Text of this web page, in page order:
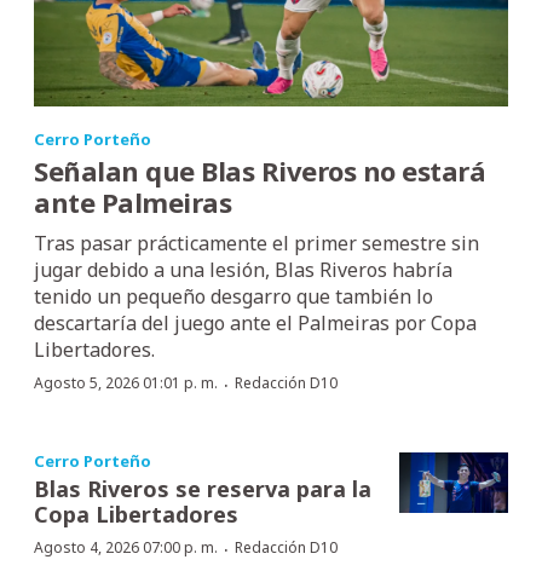
Cerro Porteño
Señalan que Blas Riveros no estará
ante Palmeiras
Tras pasar prácticamente el primer semestre sin
jugar debido a una lesión, Blas Riveros habría
tenido un pequeño desgarro que también lo
descartaría del juego ante el Palmeiras por Copa
Libertadores.
Agosto 5, 2026 01:01 p. m. · Redacción D10
Cerro Porteño
Blas Riveros se reserva para la
Copa Libertadores
Agosto 4, 2026 07:00 p. m. · Redacción D10